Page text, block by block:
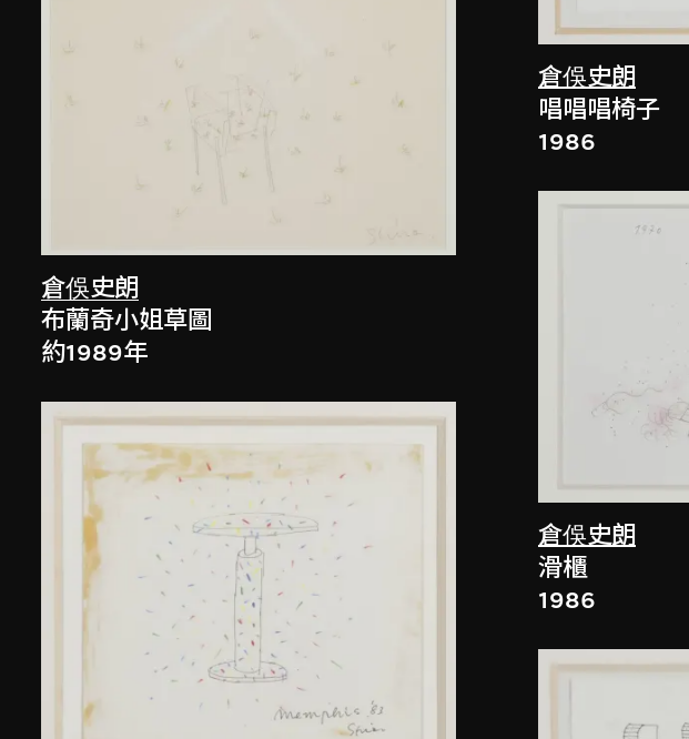
倉俁史朗
布蘭奇小姐草圖
約1989年
倉俁史朗
唱唱唱椅子
1986
倉俁史朗
滑櫃
1986